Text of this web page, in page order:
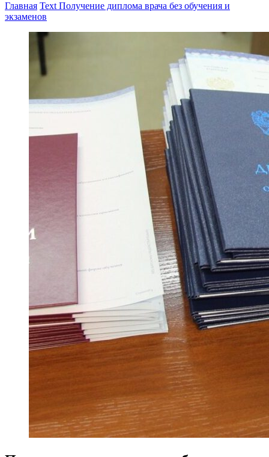
Главная Text Получение диплома врача без обучения и
экзаменов